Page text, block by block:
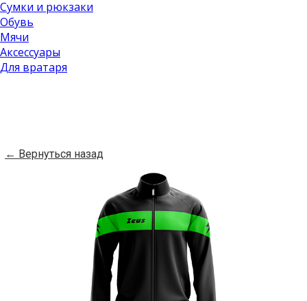
Сумки и рюкзаки
Обувь
Мячи
Аксессуары
Для вратаря
← Вернуться назад